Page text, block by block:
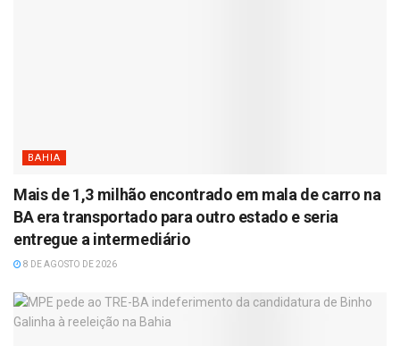
BAHIA
Mais de 1,3 milhão encontrado em mala de carro na
BA era transportado para outro estado e seria
entregue a intermediário
8 DE AGOSTO DE 2026